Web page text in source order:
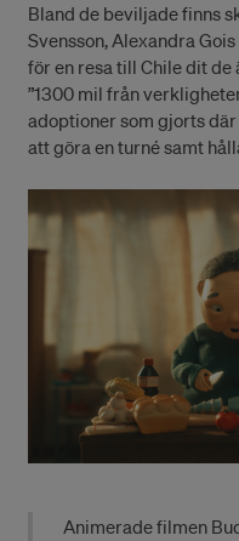
Bland de beviljade finns
Svensson, Alexandra
för en resa till Chile dit
”1300 mil från
adoptioner som gjorts
att göra en turné samt
Animerade filmen